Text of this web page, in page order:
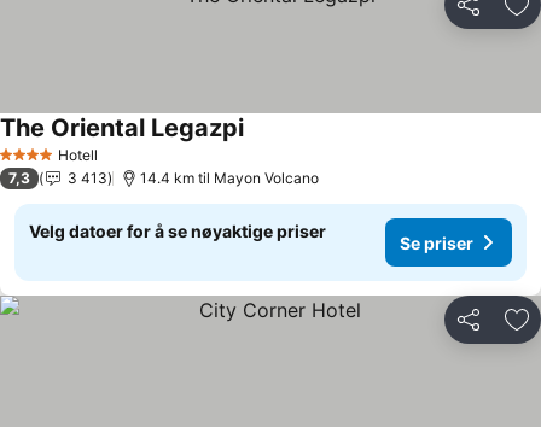
Del
4 StjernerHotell
The Oriental Legazpi
7,3 3 413 14.4 km til Mayon Volcano
Velg datoer for å se nøyaktige priser
Se priser
Del